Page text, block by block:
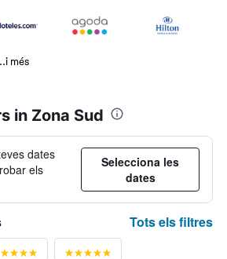
més
in Zona Sud
dates
els
Selecciona les
dates
Tots els filtres